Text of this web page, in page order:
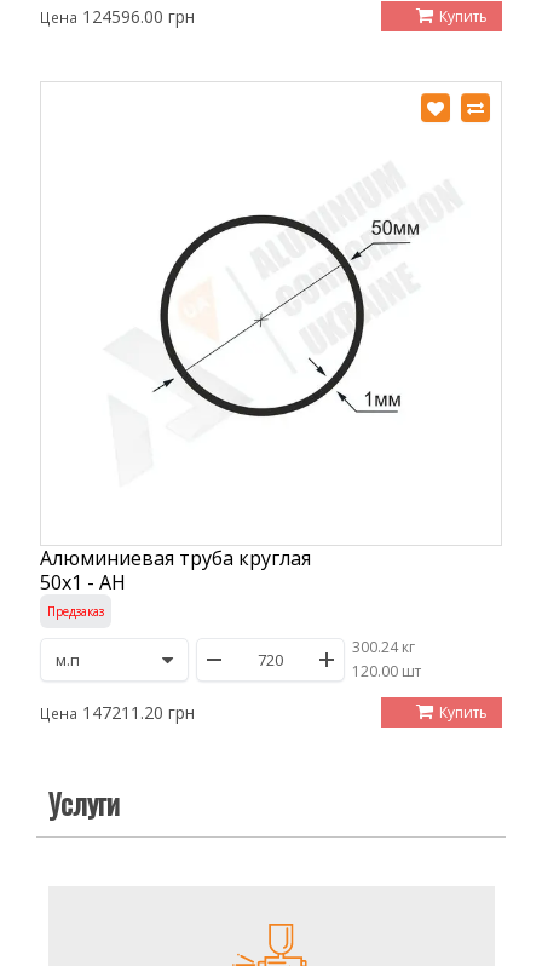
Цена 124596.00 грн Купить
Алюминиевая труба круглая
50х1 - АН
Предзаказ
300.24 кг
/120.00 шт
Цена 147211.20 грн Купить
Услуги